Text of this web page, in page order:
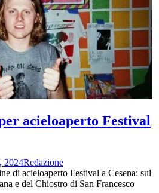
acieloaperto Festival
2024Redazione
di acieloaperto Festival a Cesena: sul
e del Chiostro di San Francesco